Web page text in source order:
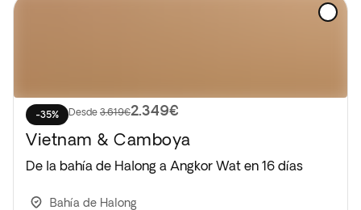
-35% Desde 3.619€2.349€
Vietnam & Camboya
De la bahía de Halong a Angkor Wat en 16 días
Bahía de Halong